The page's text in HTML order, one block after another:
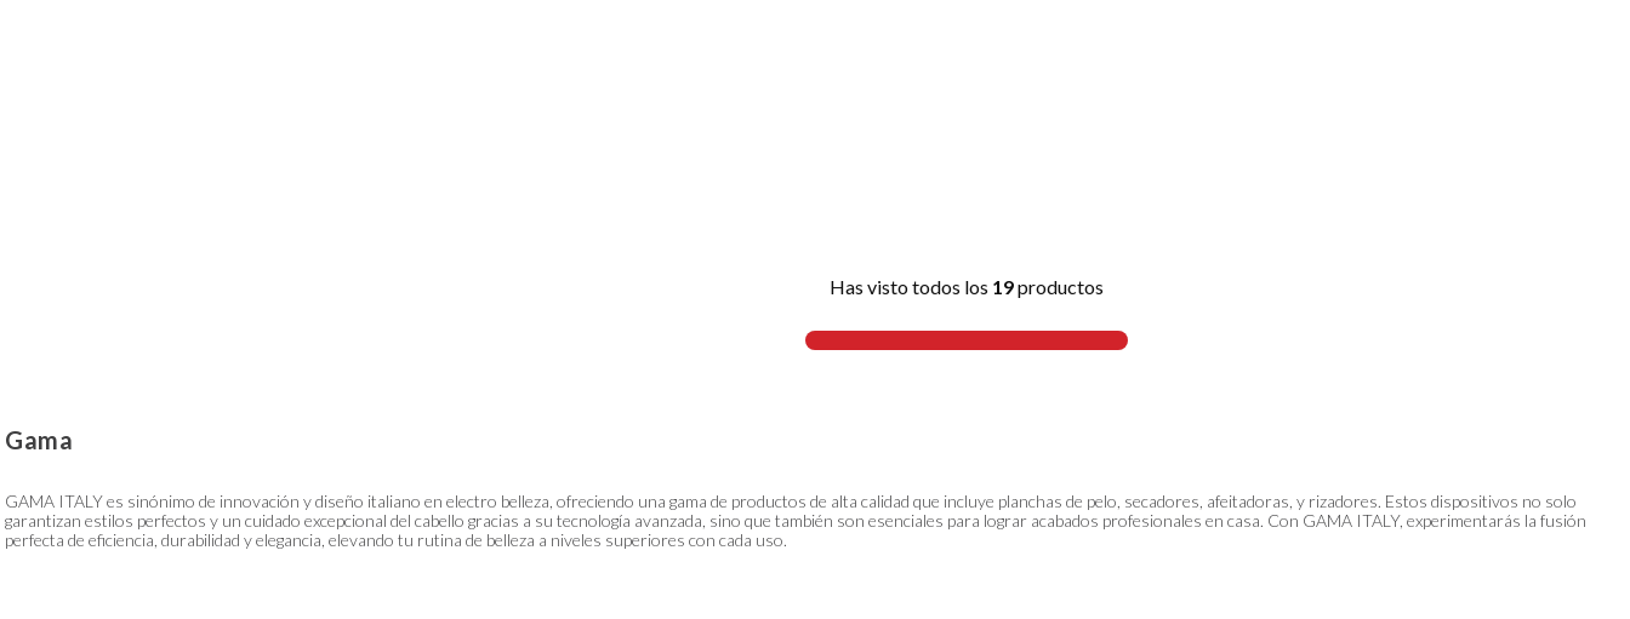
Has visto todos los 19productos
Gama
GAMA ITALY es sinónimo de innovación y diseño italiano en electro belleza, ofreciendo una gama de productos de alta calidad que incluye planchas de pelo, secadores, afeitadoras, y rizadores. Estos dispositivos no solo
garantizan estilos perfectos y un cuidado excepcional del cabello gracias a su tecnología avanzada, sino que también son esenciales para lograr acabados profesionales en casa. Con GAMA ITALY, experimentarás la fusión
perfecta de eficiencia, durabilidad y elegancia, elevando tu rutina de belleza a niveles superiores con cada uso.